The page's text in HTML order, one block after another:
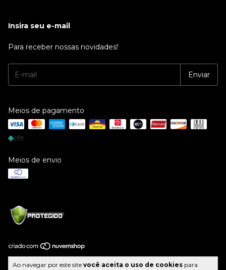
Ao navegar por este site você aceita o uso de cookies para
Insira seu e-mail
Para receber nossas novidades!
Meios de pagamento
Meios de envio
Copyright Central Celular - 10675047000109 - 2026. Todos os direitos
reservados.